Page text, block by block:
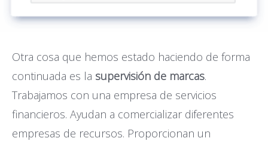
Otra cosa que hemos estado haciendo de forma
continuada es la supervisión de marcas.
Trabajamos con una empresa de servicios
financieros. Ayudan a comercializar diferentes
empresas de recursos. Proporcionan un